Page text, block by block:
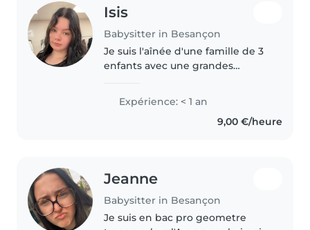
Isis
Babysitter in Besançon
Je suis l'aînée d'une famille de 3
enfants avec une grandes
cousins avec les quelle j'ai pris le
temps de faire des activités,
j'aime faire de la pâtisserie,..
Expérience: < 1 an
9,00 €/heure
Jeanne
Babysitter in Besançon
Je suis en bac pro geometre